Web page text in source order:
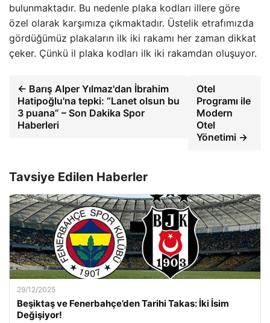
bulunmaktadır. Bu nedenle plaka kodları illere göre
özel olarak karşımıza çıkmaktadır. Üstelik etrafımızda
gördüğümüz plakaların ilk iki rakamı her zaman dikkat
çeker. Çünkü il plaka kodları ilk iki rakamdan oluşuyor.
← Barış Alper Yılmaz'dan İbrahim
Hatipoğlu'na tepki: “Lanet olsun bu
3 puana” – Son Dakika Spor
Haberleri
Otel
Programı ile
Modern
Otel
Yönetimi →
Tavsiye Edilen Haberler
29/12/2025
Beşiktaş ve Fenerbahçe’den Tarihi Takas: İki İsim
Değişiyor!